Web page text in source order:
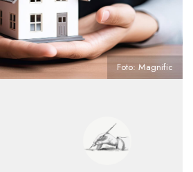
Foto: Magnific